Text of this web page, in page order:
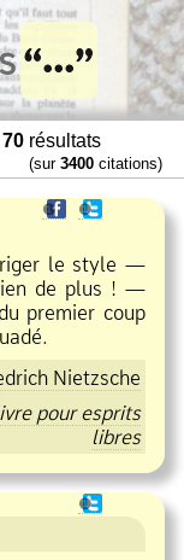
70 résultats
(sur 3400 citations)
❶ ❶
le style —
de plus ! —
premier coup
Nietzsche
pour esprits
libres
❶